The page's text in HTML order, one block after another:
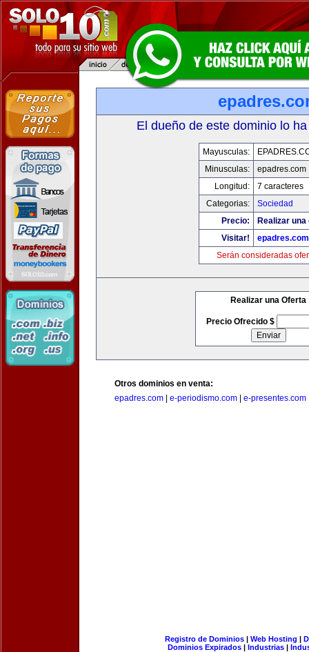
El dueño de este dominio lo
Mayusculas:
Minusculas:
epadres.com
Longitud:
7 caracteres
Categorias:
Sociedad
Precio:
Realizar
Visitar!
epadres.com
Serán consideradas
Realizar una Oferta
Precio Ofrecido $
Otros dominios en venta:
epadres.com
e-periodismo.com e-presentes.com
Registro de Dominios| Web Hosting |
Dominios Expirados | Industrias |